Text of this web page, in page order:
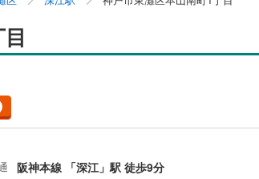
阪神本線 「深江」駅 徒歩9分